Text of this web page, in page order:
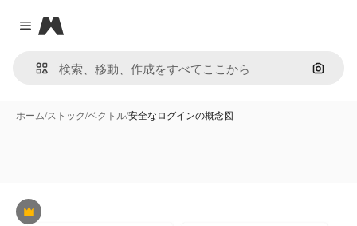
Close menu
Magnific
画像で
ホーム/ストック/ベクトル/安全なログインの概念図
Premium